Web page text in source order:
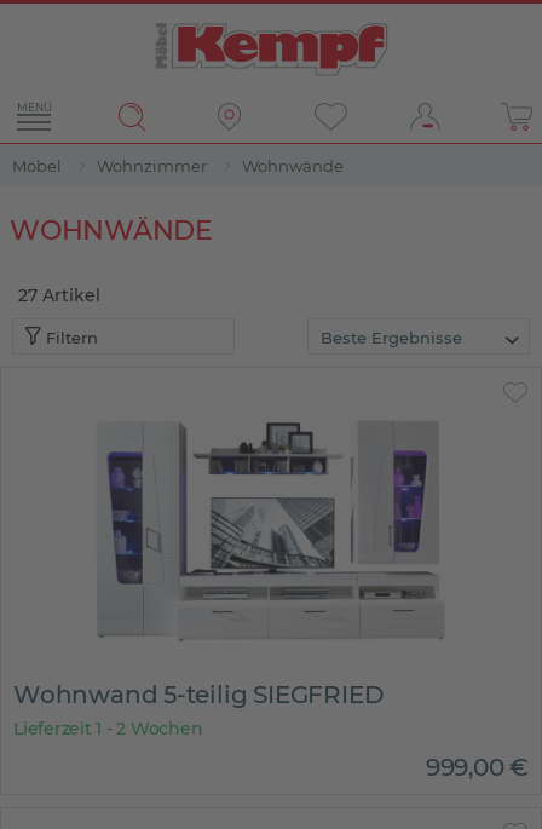
MENÜ
Möbel Wohnzimmer Wohnwände
Filter
WOHNWÄNDE
27 Artikel
Filtern
Wohnwand 5-teilig SIEGFRIED
Lieferzeit 1 - 2 Wochen
999,00€